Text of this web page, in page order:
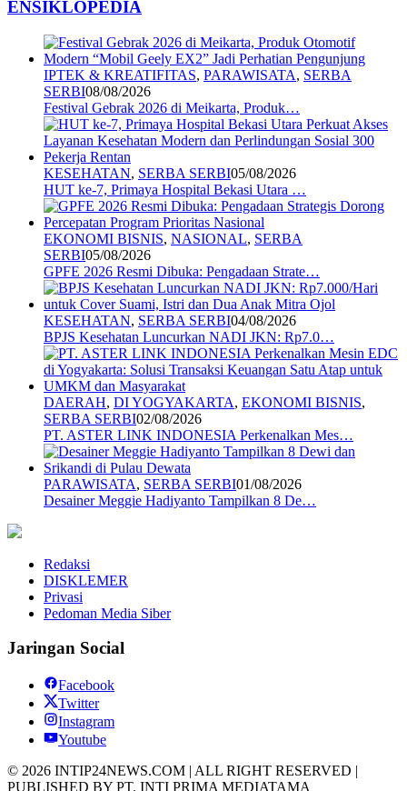
ENSIKLOPEDIA
IPTEK & KREATIFITAS, PARAWISATA, SERBA
SERBI08/08/2026
Festival Gebrak 2026 di Meikarta, Produk…
KESEHATAN, SERBA SERBI05/08/2026
HUT ke-7, Primaya Hospital Bekasi Utara …
EKONOMI BISNIS, NASIONAL, SERBA
SERBI05/08/2026
GPFE 2026 Resmi Dibuka: Pengadaan Strate…
KESEHATAN, SERBA SERBI04/08/2026
BPJS Kesehatan Luncurkan NADI JKN: Rp7.0…
DAERAH, DI YOGYAKARTA, EKONOMI BISNIS,
SERBA SERBI02/08/2026
PT. ASTER LINK INDONESIA Perkenalkan Mes…
PARAWISATA, SERBA SERBI01/08/2026
Desainer Meggie Hadiyanto Tampilkan 8 De…
Redaksi
DISKLEMER
Privasi
Pedoman Media Siber
Jaringan Social
Facebook
Twitter
Instagram
Youtube
© 2026 INTIP24NEWS.COM | ALL RIGHT RESERVED |
PUBLISHED BY PT. INTI PRIMA MEDIATAMA